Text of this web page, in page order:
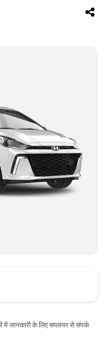
में जानकारी के लिए सप्लायर से संपर्क